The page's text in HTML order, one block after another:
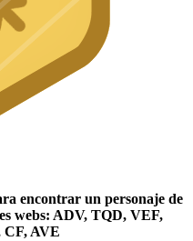
encontrar un personaje de
webs: ADV, TQD, VEF,
AVE